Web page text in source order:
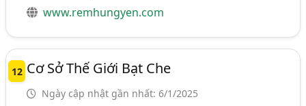
www.remhungyen.com
12 Cơ Sở Thế Giới Bạt Che
Ngày cập nhật gần nhất: 6/1/2025